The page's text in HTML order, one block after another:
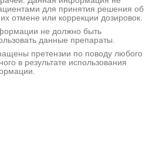
Запись
бульваре
р, д. 17, корп. 1
для принятия решения об
отмене или коррекции дозировок.
не должно быть
данные препараты.
претензии по поводу любого
в результате использования